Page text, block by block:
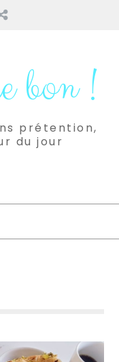
Pinterest
bon !
prétention,
du jour